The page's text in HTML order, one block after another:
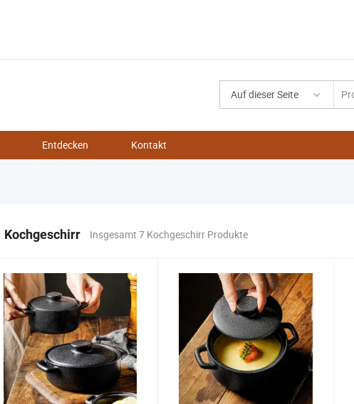
Auf dieser Seite
Entdecken Kontakt
Kochgeschirr Insgesamt 7 Kochgeschirr Produkte